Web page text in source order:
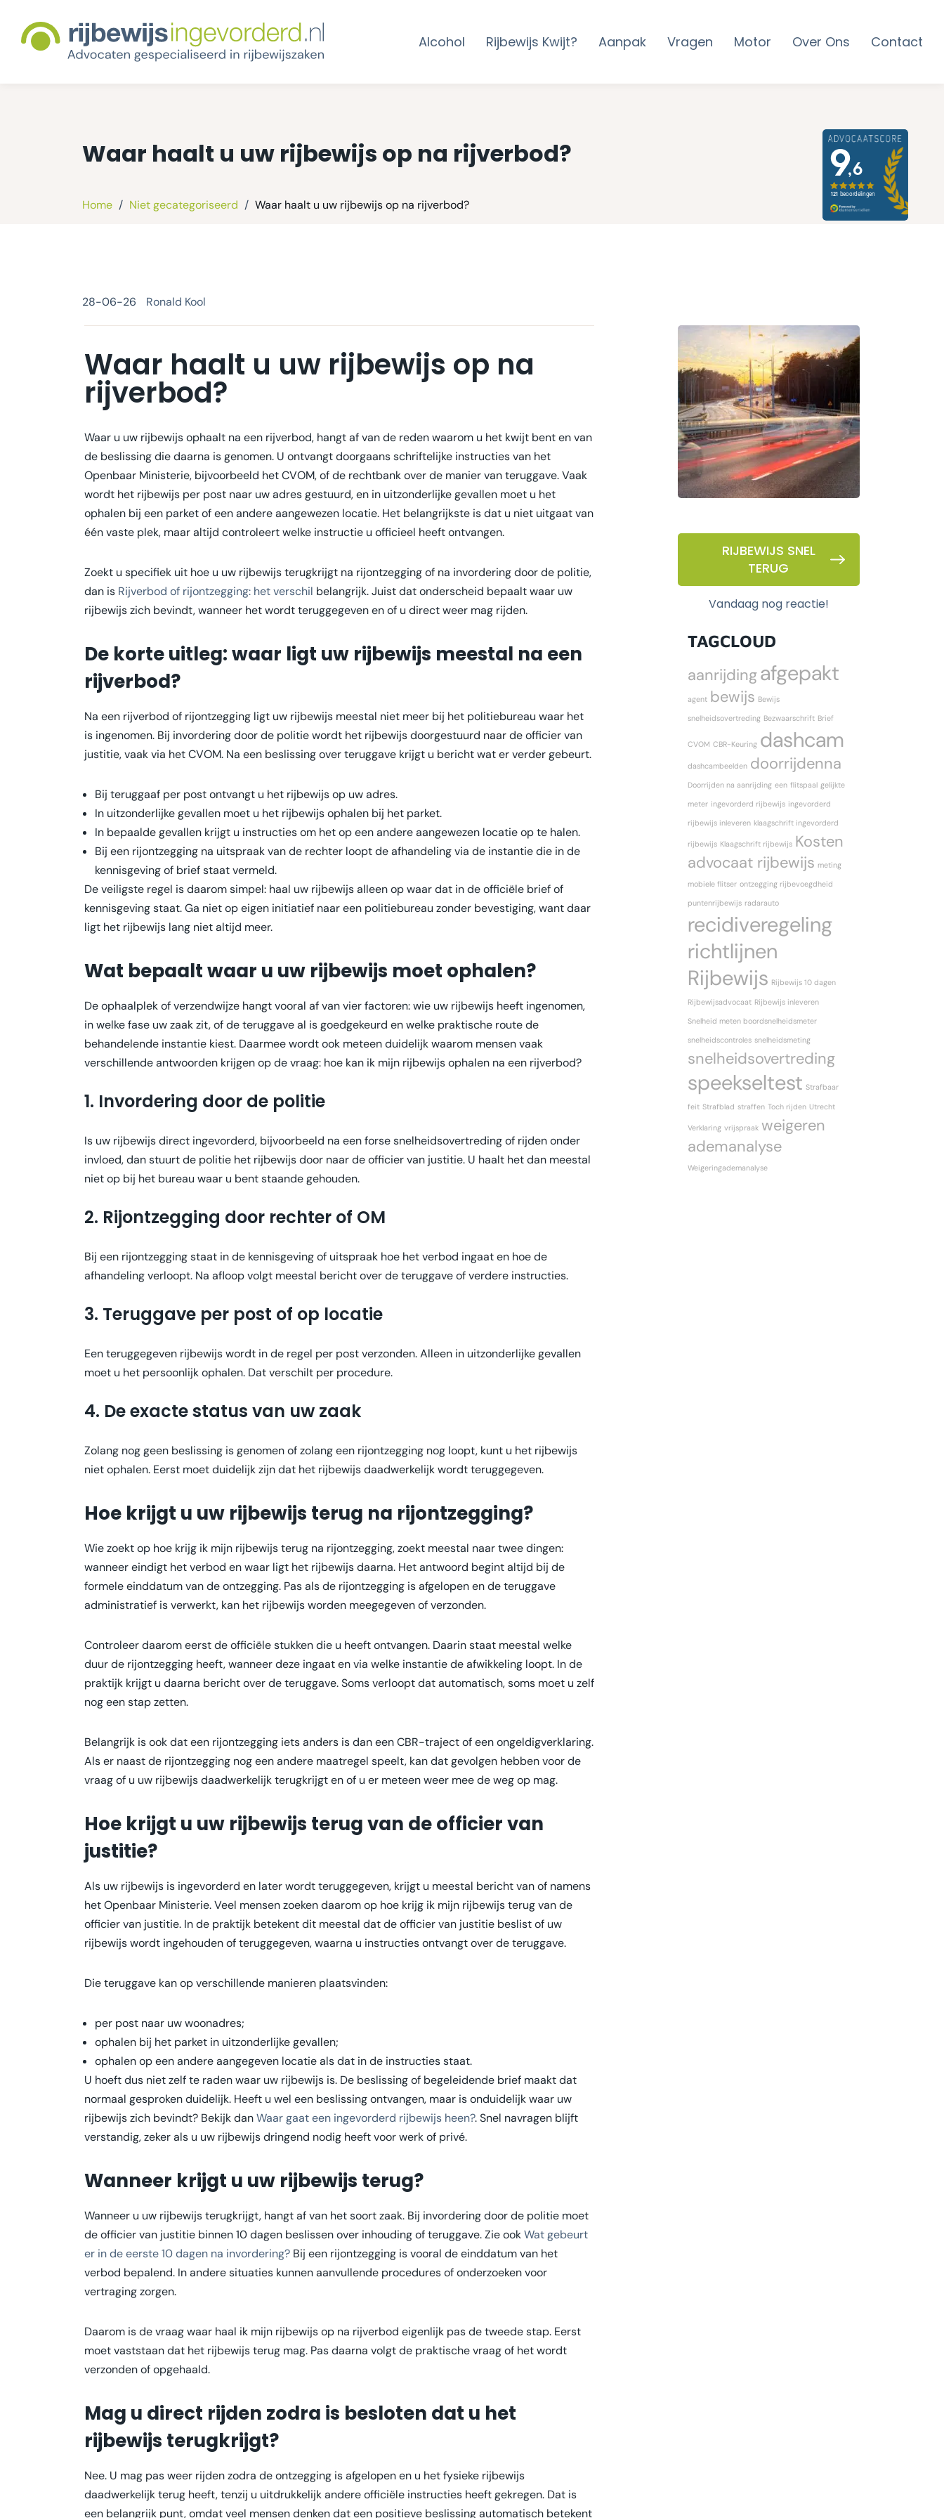
Alcohol Rijbewijs Kwijt? Aanpak Vragen Motor Over Ons Contact
Waar haalt u uw rijbewijs op na rijverbod?
Home / Niet gecategoriseerd / Waar haalt u uw rijbewijs op na rijverbod?
28-06-26 Ronald Kool
Waar haalt u uw rijbewijs op na
rijverbod?
Waar u uw rijbewijs ophaalt na een rijverbod, hangt af van de reden waarom u het kwijt bent en van
de beslissing die daarna is genomen. U ontvangt doorgaans schriftelijke instructies van het
Openbaar Ministerie, bijvoorbeeld het CVOM, of de rechtbank over de manier van teruggave. Vaak
wordt het rijbewijs per post naar uw adres gestuurd, en in uitzonderlijke gevallen moet u het
ophalen bij een parket of een andere aangewezen locatie. Het belangrijkste is dat u niet uitgaat van
één vaste plek, maar altijd controleert welke instructie u officieel heeft ontvangen.
Zoekt u specifiek uit hoe u uw rijbewijs terugkrijgt na rijontzegging of na invordering door de politie,
dan is Rijverbod of rijontzegging: het verschil belangrijk. Juist dat onderscheid bepaalt waar uw
rijbewijs zich bevindt, wanneer het wordt teruggegeven en of u direct weer mag rijden.
De korte uitleg: waar ligt uw rijbewijs meestal na een
rijverbod?
Na een rijverbod of rijontzegging ligt uw rijbewijs meestal niet meer bij het politiebureau waar het
is ingenomen. Bij invordering door de politie wordt het rijbewijs doorgestuurd naar de officier van
justitie, vaak via het CVOM. Na een beslissing over teruggave krijgt u bericht wat er verder gebeurt.
Bij teruggaaf per post ontvangt u het rijbewijs op uw adres.
In uitzonderlijke gevallen moet u het rijbewijs ophalen bij het parket.
In bepaalde gevallen krijgt u instructies om het op een andere aangewezen locatie op te halen.
Bij een rijontzegging na uitspraak van de rechter loopt de afhandeling via de instantie die in de
kennisgeving of brief staat vermeld.
De veiligste regel is daarom simpel: haal uw rijbewijs alleen op waar dat in de officiële brief of
kennisgeving staat. Ga niet op eigen initiatief naar een politiebureau zonder bevestiging, want daar
ligt het rijbewijs lang niet altijd meer.
Wat bepaalt waar u uw rijbewijs moet ophalen?
De ophaalplek of verzendwijze hangt vooral af van vier factoren: wie uw rijbewijs heeft ingenomen,
in welke fase uw zaak zit, of de teruggave al is goedgekeurd en welke praktische route de
behandelende instantie kiest. Daarmee wordt ook meteen duidelijk waarom mensen vaak
verschillende antwoorden krijgen op de vraag: hoe kan ik mijn rijbewijs ophalen na een rijverbod?
1. Invordering door de politie
Is uw rijbewijs direct ingevorderd, bijvoorbeeld na een forse snelheidsovertreding of rijden onder
invloed, dan stuurt de politie het rijbewijs door naar de officier van justitie. U haalt het dan meestal
niet op bij het bureau waar u bent staande gehouden.
2. Rijontzegging door rechter of OM
Bij een rijontzegging staat in de kennisgeving of uitspraak hoe het verbod ingaat en hoe de
afhandeling verloopt. Na afloop volgt meestal bericht over de teruggave of verdere instructies.
3. Teruggave per post of op locatie
Een teruggegeven rijbewijs wordt in de regel per post verzonden. Alleen in uitzonderlijke gevallen
moet u het persoonlijk ophalen. Dat verschilt per procedure.
4. De exacte status van uw zaak
Zolang nog geen beslissing is genomen of zolang een rijontzegging nog loopt, kunt u het rijbewijs
niet ophalen. Eerst moet duidelijk zijn dat het rijbewijs daadwerkelijk wordt teruggegeven.
Hoe krijgt u uw rijbewijs terug na rijontzegging?
Wie zoekt op hoe krijg ik mijn rijbewijs terug na rijontzegging, zoekt meestal naar twee dingen:
wanneer eindigt het verbod en waar ligt het rijbewijs daarna. Het antwoord begint altijd bij de
formele einddatum van de ontzegging. Pas als de rijontzegging is afgelopen en de teruggave
administratief is verwerkt, kan het rijbewijs worden meegegeven of verzonden.
Controleer daarom eerst de officiële stukken die u heeft ontvangen. Daarin staat meestal welke
duur de rijontzegging heeft, wanneer deze ingaat en via welke instantie de afwikkeling loopt. In de
praktijk krijgt u daarna bericht over de teruggave. Soms verloopt dat automatisch, soms moet u zelf
nog een stap zetten.
Belangrijk is ook dat een rijontzegging iets anders is dan een CBR-traject of een ongeldigverklaring.
Als er naast de rijontzegging nog een andere maatregel speelt, kan dat gevolgen hebben voor de
vraag of u uw rijbewijs daadwerkelijk terugkrijgt en of u er meteen weer mee de weg op mag.
Hoe krijgt u uw rijbewijs terug van de officier van
justitie?
Als uw rijbewijs is ingevorderd en later wordt teruggegeven, krijgt u meestal bericht van of namens
het Openbaar Ministerie. Veel mensen zoeken daarom op hoe krijg ik mijn rijbewijs terug van de
officier van justitie. In de praktijk betekent dit meestal dat de officier van justitie beslist of uw
rijbewijs wordt ingehouden of teruggegeven, waarna u instructies ontvangt over de teruggave.
Die teruggave kan op verschillende manieren plaatsvinden:
per post naar uw woonadres;
ophalen bij het parket in uitzonderlijke gevallen;
ophalen op een andere aangegeven locatie als dat in de instructies staat.
U hoeft dus niet zelf te raden waar uw rijbewijs is. De beslissing of begeleidende brief maakt dat
normaal gesproken duidelijk. Heeft u wel een beslissing ontvangen, maar is onduidelijk waar uw
rijbewijs zich bevindt? Bekijk danWaar gaat een ingevorderd rijbewijs heen?. Snel navragen blijft
verstandig, zeker als u uw rijbewijs dringend nodig heeft voor werk of privé.
Wanneer krijgt u uw rijbewijs terug?
Wanneer u uw rijbewijs terugkrijgt, hangt af van het soort zaak. Bij invordering door de politie moet
de officier van justitie binnen 10 dagen beslissen over inhouding of teruggave. Zie ookWat gebeurt
er in de eerste 10 dagen na invordering? Bij een rijontzegging is vooral de einddatum van het
verbod bepalend. In andere situaties kunnen aanvullende procedures of onderzoeken voor
vertraging zorgen.
Daarom is de vraag waar haal ik mijn rijbewijs op na rijverbod eigenlijk pas de tweede stap. Eerst
moet vaststaan dat het rijbewijs terug mag. Pas daarna volgt de praktische vraag of het wordt
verzonden of opgehaald.
Mag u direct rijden zodra is besloten dat u het
rijbewijs terugkrijgt?
Nee. U mag pas weer rijden zodra de ontzegging is afgelopen en u het fysieke rijbewijs
daadwerkelijk terug heeft, tenzij u uitdrukkelijk andere officiële instructies heeft gekregen. Dat is
een belangrijk punt, omdat veel mensen denken dat een positieve beslissing automatisch betekent
RIJBEWIJS SNEL
TERUG
vandaag nog reactie!
TAGCLOUD
aanrijdingafgepakt
agent bewijs Bewijs
snelheidsovertreding Bezwaarschrift Brief
CVOM CBR-Keuring dashcam
dashcambeelden doorrijdenna
Doorrijden na aanrijding een flitspaal gelijkte
meter ingevorderd rijbewijs ingevorderd
rijbewijs inleveren klaagschrift ingevorderd
rijbewijs Klaagschrift rijbewijs Kosten
advocaat rijbewijs meting
mobiele flitser ontzegging rijbevoegdheid
puntenrijbewijs radarauto
recidiveregeling
richtlijnen
Rijbewijs Rijbewijs 10 dagen
Rijbewijsadvocaat Rijbewijs inleveren
Snelheid meten boordsnelheidsmeter
snelheidscontroles snelheidsmeting
snelheidsovertreding
speekseltest Strafbaar
feit Strafblad straffen Toch rijden Utrecht
Verklaring vrijspraak weigeren
ademanalyse
Weigeringademanalyse